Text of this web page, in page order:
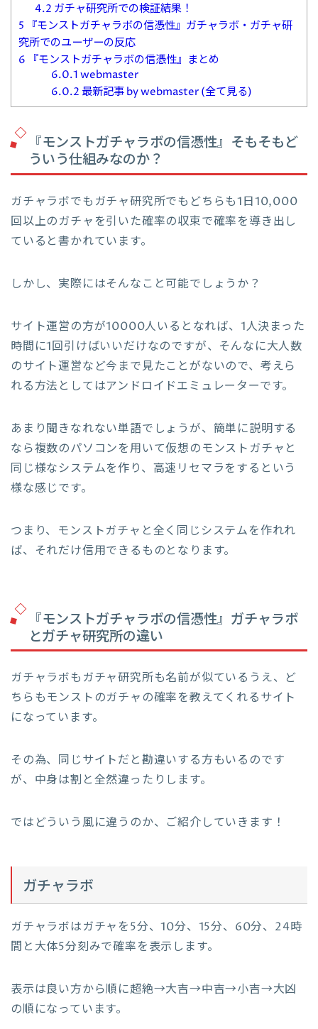
4.2 ガチャ研究所での検証結果！
5 『モンストガチャラボの信憑性』ガチャラボ・ガチャ研
究所でのユーザーの反応
6 『モンストガチャラボの信憑性』まとめ
6.0.1webmaster
6.0.2 最新記事 by webmaster (全て見る)
『モンストガチャラボの信憑性』そもそもど
ういう仕組みなのか？
ガチャラボでもガチャ研究所でもどちらも1日10,000
回以上のガチャを引いた確率の収束で確率を導き出し
ていると書かれています。
しかし、実際にはそんなこと可能でしょうか？
サイト運営の方が10000人いるとなれば、1人決まった
時間に1回引けばいいだけなのですが、そんなに大人数
のサイト運営など今まで見たことがないので、考えら
れる方法としてはアンドロイドエミュレーターです。
あまり聞きなれない単語でしょうが、簡単に説明する
なら複数のパソコンを用いて仮想のモンストガチャと
同じ様なシステムを作り、高速リセマラをするという
様な感じです。
つまり、モンストガチャと全く同じシステムを作れれ
ば、それだけ信用できるものとなります。
『モンストガチャラボの信憑性』ガチャラボ
とガチャ研究所の違い
ガチャラボもガチャ研究所も名前が似ているうえ、ど
ちらもモンストのガチャの確率を教えてくれるサイト
になっています。
その為、同じサイトだと勘違いする方もいるのです
が、中身は割と全然違ったりします。
ではどういう風に違うのか、ご紹介していきます！
ガチャラボ
ガチャラボはガチャを5分、10分、15分、60分、24時
間と大体5分刻みで確率を表示します。
表示は良い方から順に超絶→大吉→中吉→小吉→大凶
の順になっています。